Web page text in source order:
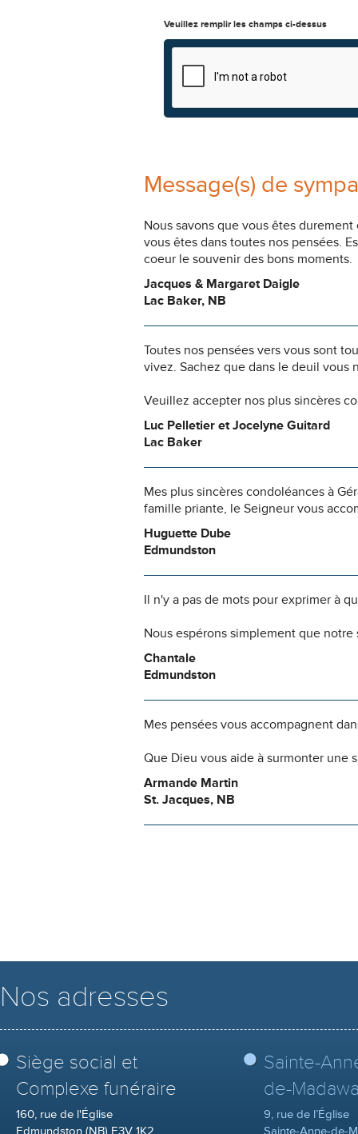
Veuillez remplir les champs ci-dessus
Message(s) de
Nous savons que vous êtes
vous êtes dans toutes nos pensées.
coeur le souvenir des bons moments.
Jacques & Margaret Daigle
Lac Baker, NB
Toutes nos pensées vers vous sont
vivez. Sachez que dans le deuil vous
Veuillez accepter nos plus sincères
Luc Pelletier et Jocelyne Guitard
Lac Baker
Mes plus sincères condoléances à
famille priante, le Seigneur vous
Huguette Dube
Edmundston
Il n'y a pas de mots pour exprimer à
Nous espérons simplement que
Chantale
Edmundston
Mes pensées vous accompagnent
Que Dieu vous aide à surmonter une
Armande Martin
St. Jacques, NB
Nos adresses
Siège social et
Complexe funéraire
160, rue de l'Église
Sainte-
de-
9, rue de l’Église